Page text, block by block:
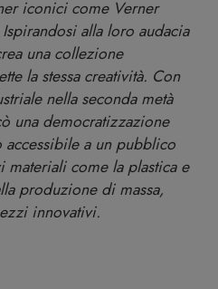
iconici come Verner
alla loro audacia
una collezione
la stessa creatività. Con
nella seconda metà
una democratizzazione
a un pubblico
materiali come la plastica e
produzione di massa,
innovativi.